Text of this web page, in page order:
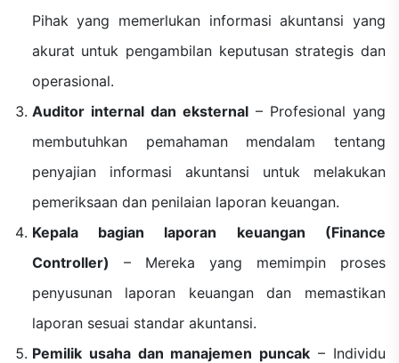
Pihak yang memerlukan informasi akuntansi yang
akurat untuk pengambilan keputusan strategis dan
operasional.
Auditor internal dan eksternal– Profesional yang
membutuhkan pemahaman mendalam tentang
penyajian informasi akuntansi untuk melakukan
pemeriksaan dan penilaian laporan keuangan.
Kepala bagian laporan keuangan (Finance
Controller) – Mereka yang memimpin proses
penyusunan laporan keuangan dan memastikan
laporan sesuai standar akuntansi.
Pemilik usaha dan manajemen puncak – Individu